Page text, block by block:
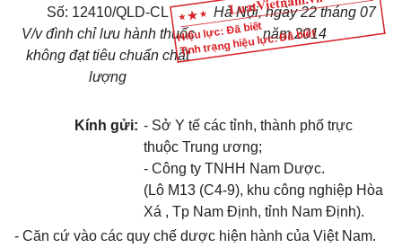
Hiệu lực: Đã biết
Tình trạng hiệu lực: Đã biết
Số: 12410/QLD-CL
V/v đình chỉ lưu hành thuốc
không đạt tiêu chuẩn chất
lượng
Hà Nội, ngày 22 tháng 07
năm 2014
Kính gửi: - Sở Y tế các tỉnh, thành phố trực
thuộc Trung ương;
- Công ty TNHH Nam Dược.
(Lô M13 (C4-9), khu công nghiệp Hòa
Xá , Tp Nam Định, tỉnh Nam Định).
- Căn cứ vào các quy chế dược hiện hành của Việt Nam.